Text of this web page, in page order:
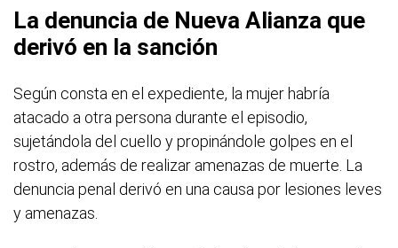
La denuncia de Nueva Alianza que
derivó en la sanción
Según consta en el expediente, la mujer habría
atacado a otra persona durante el episodio,
sujetándola del cuello y propinándole golpes en el
rostro, además de realizar amenazas de muerte. La
denuncia penal derivó en una causa por lesiones leves
y amenazas.